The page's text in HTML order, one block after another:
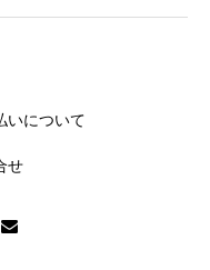
いについて
せ